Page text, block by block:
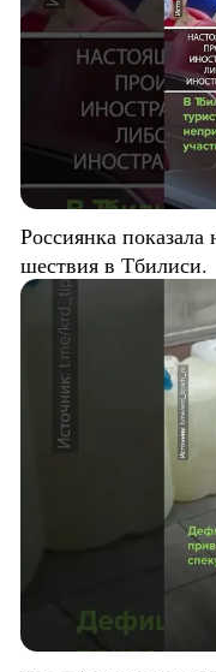
Россиянка
шествия в Тбилиси.